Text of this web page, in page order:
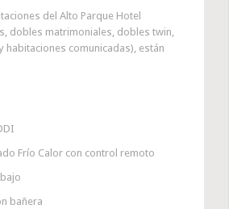
del Alto Parque Hotel
dobles matrimoniales, dobles twin,
habitaciones comunicadas), están
Frío Calor con control remoto
bañera